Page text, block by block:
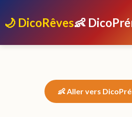
🌙 DicoRêves👶
👶 Aller vers